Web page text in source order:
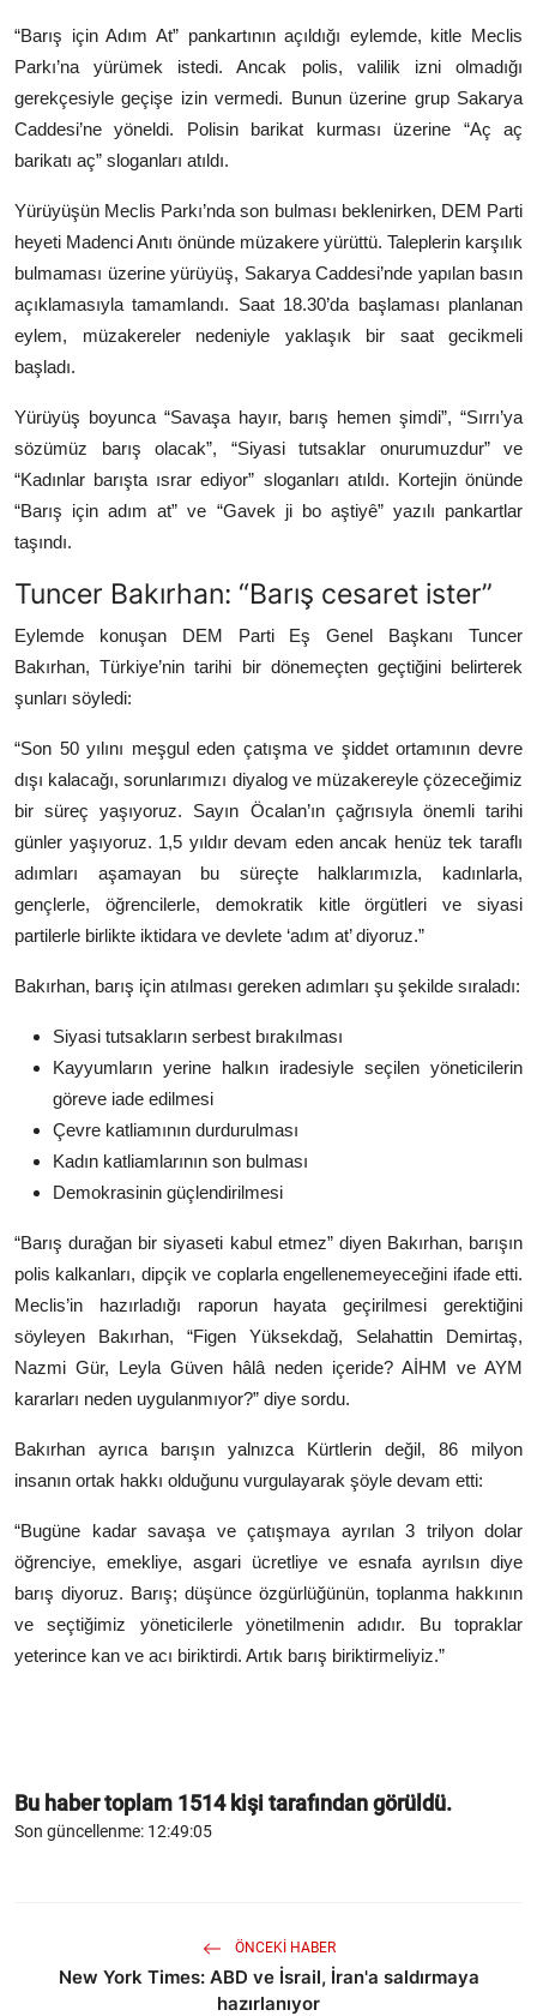
“Barış için Adım At” pankartının açıldığı eylemde, kitle Meclis
Parkı’na yürümek istedi. Ancak polis, valilik izni olmadığı
gerekçesiyle geçişe izin vermedi. Bunun üzerine grup Sakarya
Caddesi’ne yöneldi. Polisin barikat kurması üzerine “Aç aç
barikatı aç” sloganları atıldı.
Yürüyüşün Meclis Parkı’nda son bulması beklenirken, DEM Parti
heyeti Madenci Anıtı önünde müzakere yürüttü. Taleplerin karşılık
bulmaması üzerine yürüyüş, Sakarya Caddesi’nde yapılan basın
açıklamasıyla tamamlandı. Saat 18.30’da başlaması planlanan
eylem, müzakereler nedeniyle yaklaşık bir saat gecikmeli
başladı.
Yürüyüş boyunca “Savaşa hayır, barış hemen şimdi”, “Sırrı’ya
sözümüz barış olacak”, “Siyasi tutsaklar onurumuzdur” ve
“Kadınlar barışta ısrar ediyor” sloganları atıldı. Kortejin önünde
“Barış için adım at” ve “Gavek ji bo aştiyê” yazılı pankartlar
taşındı.
Tuncer Bakırhan: “Barış cesaret ister”
Eylemde konuşan DEM Parti Eş Genel Başkanı Tuncer
Bakırhan, Türkiye’nin tarihi bir dönemeçten geçtiğini belirterek
şunları söyledi:
“Son 50 yılını meşgul eden çatışma ve şiddet ortamının devre
dışı kalacağı, sorunlarımızı diyalog ve müzakereyle çözeceğimiz
bir süreç yaşıyoruz. Sayın Öcalan’ın çağrısıyla önemli tarihi
günler yaşıyoruz. 1,5 yıldır devam eden ancak henüz tek taraflı
adımları aşamayan bu süreçte halklarımızla, kadınlarla,
gençlerle, öğrencilerle, demokratik kitle örgütleri ve siyasi
partilerle birlikte iktidara ve devlete ‘adım at’ diyoruz.”
Bakırhan, barış için atılması gereken adımları şu şekilde sıraladı:
Siyasi tutsakların serbest bırakılması
Kayyumların yerine halkın iradesiyle seçilen yöneticilerin
göreve iade edilmesi
Çevre katliamının durdurulması
Kadın katliamlarının son bulması
Demokrasinin güçlendirilmesi
“Barış durağan bir siyaseti kabul etmez” diyen Bakırhan, barışın
polis kalkanları, dipçik ve coplarla engellenemeyeceğini ifade etti.
Meclis’in hazırladığı raporun hayata geçirilmesi gerektiğini
söyleyen Bakırhan, “Figen Yüksekdağ, Selahattin Demirtaş,
Nazmi Gür, Leyla Güven hâlâ neden içeride? AİHM ve AYM
kararları neden uygulanmıyor?” diye sordu.
Bakırhan ayrıca barışın yalnızca Kürtlerin değil, 86 milyon
insanın ortak hakkı olduğunu vurgulayarak şöyle devam etti:
“Bugüne kadar savaşa ve çatışmaya ayrılan 3 trilyon dolar
öğrenciye, emekliye, asgari ücretliye ve esnafa ayrılsın diye
barış diyoruz. Barış; düşünce özgürlüğünün, toplanma hakkının
ve seçtiğimiz yöneticilerle yönetilmenin adıdır. Bu topraklar
yeterince kan ve acı biriktirdi. Artık barış biriktirmeliyiz.”
Bu haber toplam 1514kişi tarafından görüldü.
Son güncellenme: 12:49:05
ÖNCEKI HABER
New York Times: ABD ve İsrail, İran'a saldırmaya
hazırlanıyor